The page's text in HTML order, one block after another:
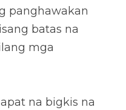
panghawakan
batas na
mga
na bigkis na